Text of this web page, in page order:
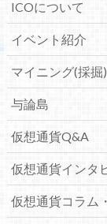
ICOについて
イベント紹介
マイニング(採掘
与論島
仮想通貨Q&A
仮想通貨インタ
仮想通貨コラム